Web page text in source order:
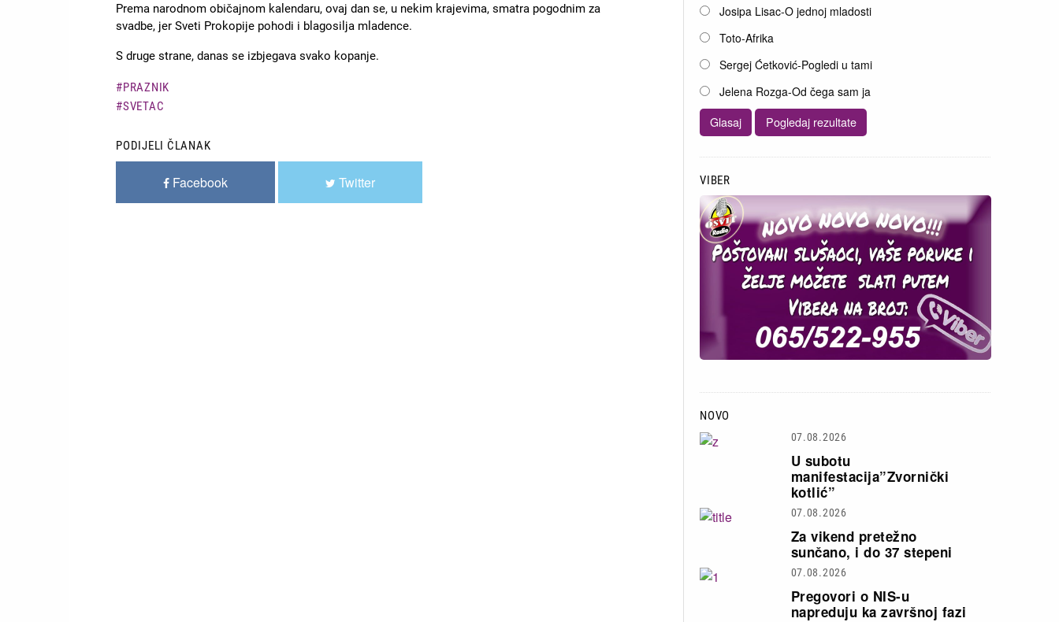
Prema narodnom običajnom kalendaru, ovaj dan se, u nekim krajevima, smatra pogodnim za
svadbe, jer Sveti Prokopije pohodi i blagosilja mladence.
S druge strane, danas se izbjegava svako kopanje.
PRAZNIK
SVETAC
PODIJELI ČLANAK
Facebook Twitter
Josipa Lisac-O jednoj mladosti
Toto-Afrika
Sergej Ćetković-Pogledi u tami
Jelena Rozga-Od čega sam ja
VIBER
NOVO
07.08.2026
U subotu
manifestacija”Zvornički
kotlić”
07.08.2026
Za vikend pretežno
sunčano, i do 37 stepeni
07.08.2026
Pregovori o NIS-u
napreduju ka završnoj fazi